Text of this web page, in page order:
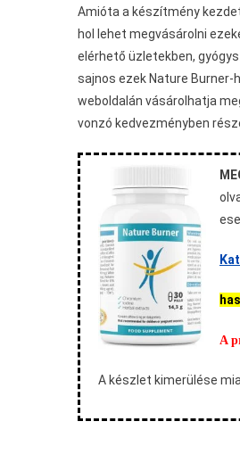
Amióta a készítmény
hol lehet megvásárolni
elérhető üzletekben,
sajnos ezek Nature
weboldalán vásárolhatja
vonzó kedvezményben
A
A készlet kimerülése